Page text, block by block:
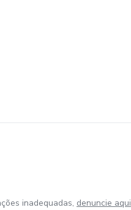
inadequadas, denuncie aqui